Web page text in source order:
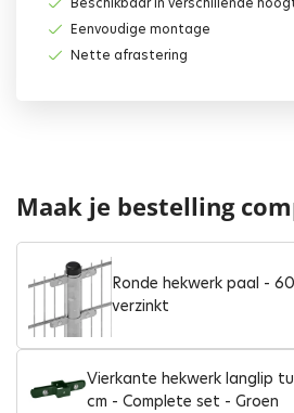
Eenvoudige montage
Nette afrastering
Maak je bestelling
Ronde hekwerk paal -
verzinkt
Vierkante hekwerk langlip
cm - Complete set - Groen